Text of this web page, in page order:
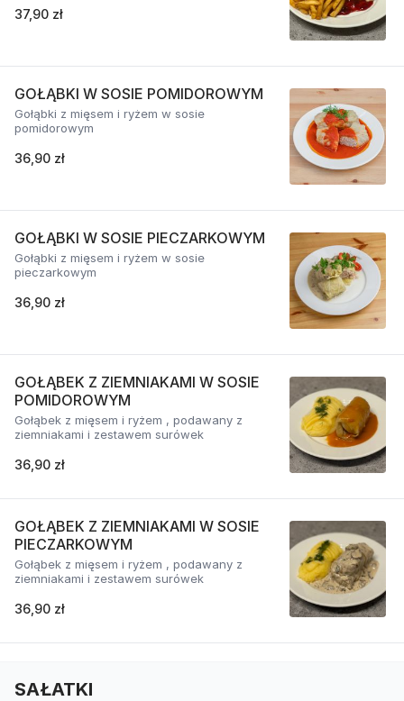
37,90 zł
GOŁĄBKI W SOSIE POMIDOROWYM
Gołąbki z mięsem i ryżem w sosie
pomidorowym
36,90 zł
GOŁĄBKI W SOSIE PIECZARKOWYM
Gołąbki z mięsem i ryżem w sosie
pieczarkowym
36,90 zł
GOŁĄBEK Z ZIEMNIAKAMI W SOSIE
POMIDOROWYM
Gołąbek z mięsem i ryżem , podawany z
ziemniakami i zestawem surówek
36,90 zł
GOŁĄBEK Z ZIEMNIAKAMI W SOSIE
PIECZARKOWYM
Gołąbek z mięsem i ryżem , podawany z
ziemniakami i zestawem surówek
36,90 zł
SAŁATKI